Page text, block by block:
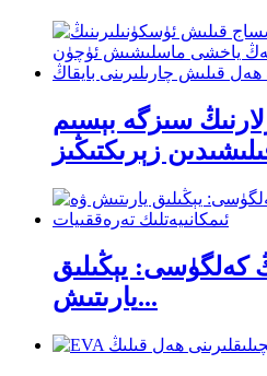
سىزگە بېسىم
كەلگۈسى: يېڭىلىق
يارىتىش...